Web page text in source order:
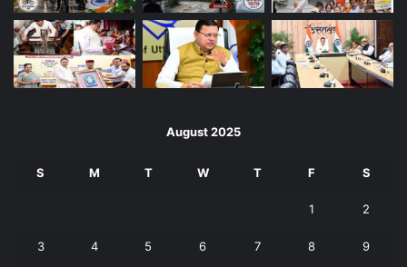
August 2025
S M T W T F S
1 2
3 4 5 6 7 8 9